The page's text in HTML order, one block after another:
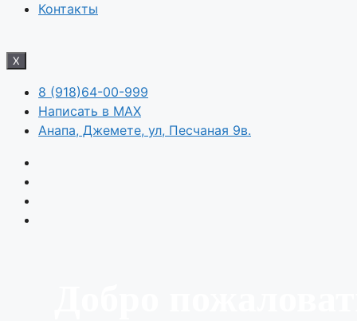
Контакты
X
8 (918)64-00-999
Написать в MAX
Анапа, Джемете, ул, Песчаная 9в.